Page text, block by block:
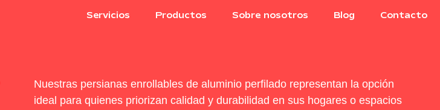
Servicios Productos Sobre nosotros Blog Contacto
Nuestras persianas enrollables de aluminio perfilado representan la opción
ideal para quienes priorizan calidad y durabilidad en sus hogares o espacios